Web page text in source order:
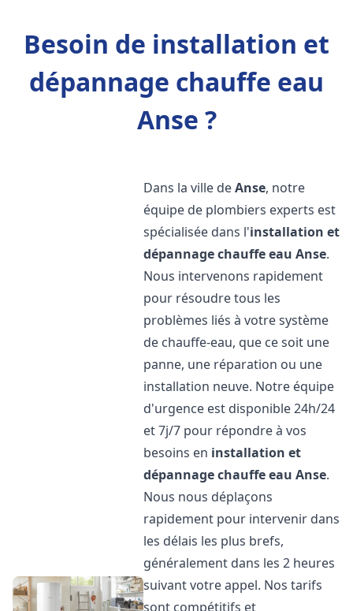
Besoin de installation et
dépannage chauffe eau
Anse ?
Dans la ville deAnse, notre
équipe de plombiers experts est
spécialisée dans l'installation et
dépannage chauffe eau Anse.
Nous intervenons rapidement
pour résoudre tous les
problèmes liés à votre système
de chauffe-eau, que ce soit une
panne, une réparation ou une
installation neuve. Notre équipe
d'urgence est disponible 24h/24
et 7j/7 pour répondre à vos
besoins en installation et
dépannage chauffe eau Anse.
Nous nous déplaçons
rapidement pour intervenir dans
les délais les plus brefs,
généralement dans les 2 heures
suivant votre appel. Nos tarifs
sont compétitifs et